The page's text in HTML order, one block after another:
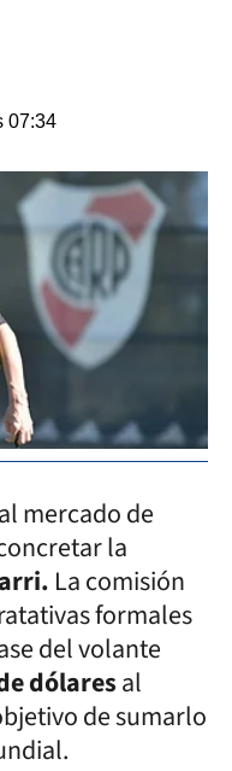
07:34
mercado de
la
La comisión
formales
del volante
dólaresal
de sumarlo